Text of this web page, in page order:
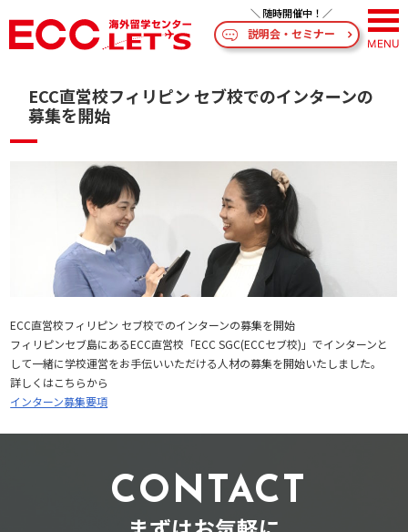
説明会・セミナー
ECC直営校フィリピン セブ校でのインターンの
募集を開始
ECC直営校フィリピン セブ校でのインターンの募集を開始
フィリピンセブ島にあるECC直営校「ECC SGC(ECCセブ校)」でインターンと
して一緒に学校運営をお手伝いいただける人材の募集を開始いたしました。
詳しくはこちらから
インターン募集要項
CONTACT